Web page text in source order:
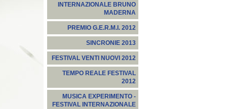
INTERNAZIONALE BRUNO
MADERNA
PREMIO G.E.R.M.I. 2012
SINCRONIE 2013
FESTIVAL VENTI NUOVI 2012
TEMPO REALE FESTIVAL
2012
MUSICA EXPERIMENTO -
FESTIVAL INTERNAZIONALE